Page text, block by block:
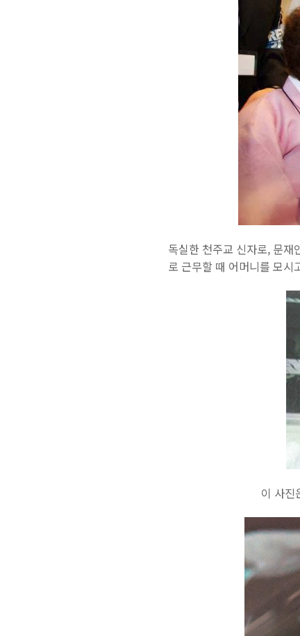
독실한 천주교 신자로, 문
로 근무할 때 어머니를 모
이 사진